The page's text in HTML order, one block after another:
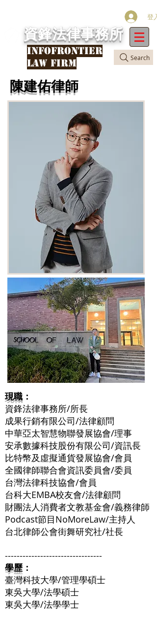
Search
登入
資鋒法律事務所
INFOFRONTIER
LAW FIRM
陳建佑律師
現職 ：
資鋒法律事務所/所長
成果行銷有限公司/法律顧問
中華亞太智慧物聯發展協會/理事
安承數據科技股份有限公司/資訊長
比特幣及虛擬通貨發展協會/會員
全國律師聯合會資訊委員會/委員
台灣法律科技協會/會員
台科大EMBA校友會/法律顧問
財團法人消費者文教基金會/義務律師
Podcast節目NoMoreLaw/主持人
台北律師公會街舞研究社/社長
---------------------------------
學歷 ：
臺灣科技大學/管理學碩士
東吳大學/法學碩士
東吳大學/法學學士